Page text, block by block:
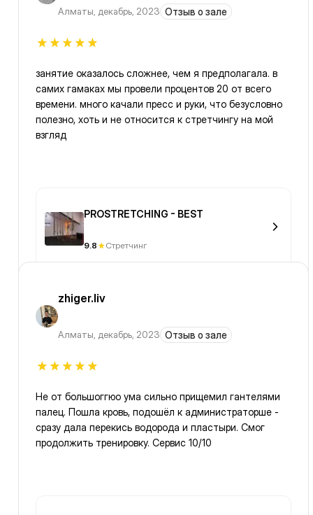
Алматы, декабрь, 2023 Отзыв о зале
занятие оказалось сложнее, чем я предполагала. в
самих гамаках мы провели процентов 20 от всего
времени. много качали пресс и руки, что безусловно
полезно, хоть и не относится к стретчингу на мой
взгляд
PROSTRETCHING - BEST
9.8 Стретчинг
zhiger.liv
Алматы, декабрь, 2023 Отзыв о зале
Не от большоггюо ума сильно прищемил гантелями
палец. Пошла кровь, подошёл к администраторше -
сразу дала перекись водорода и пластыри. Смог
продолжить тренировку. Сервис 10/10